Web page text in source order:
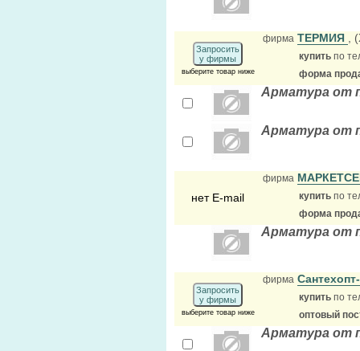
Запросить
у фирмы
выберите товар ниже
фирма ТЕРМИЯ ,
купить по
форма
Арматура от
Арматура от
нет E-mail
фирма
купить по
форма
Арматура от
Запросить
у фирмы
выберите товар ниже
фирма
купить по
оптовый
Арматура от